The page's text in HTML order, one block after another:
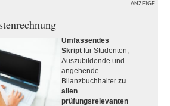
ANZEIGE
Umfassendes
Skript für Studenten,
Auszubildende und
angehende
Bilanzbuchhalter zu
allen
prüfungsrelevanten